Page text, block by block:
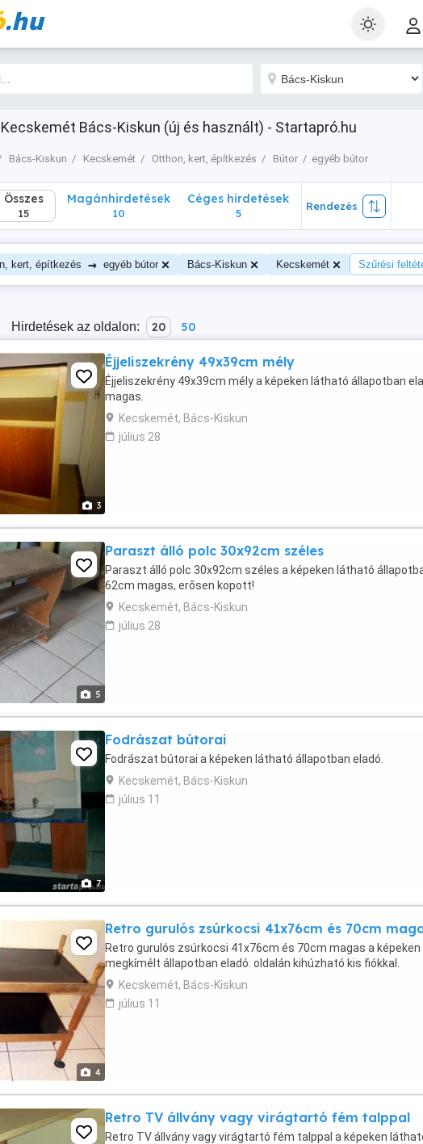
.hu
Bács-Kiskun (új és használt) - Startapró.hu
Bács-Kiskun Kecskemét Otthon, kert, építkezés Bútor egyéb bútor
15
Összes
15
Magánhirdetések
10
Céges hirdetések
5
Rendezés
kert, építkezés → egyéb bútor Bács-Kiskun Kecskemét Szűrési
Hirdetések az oldalon: 20 50
3
Éjjeliszekrény 49x39cm mély
Éjjeliszekrény 49x39cm mély a képeken látható állapotban
magas.
Kecskemét, Bács-Kiskun
július 28
5
Paraszt álló polc 30x92cm széles
Paraszt álló polc 30x92cm széles a képeken látható
62cm magas, erősen kopott!
Kecskemét, Bács-Kiskun
július 28
7
Fodrászat bútorai
Fodrászat bútorai a képeken látható állapotban eladó.
Kecskemét, Bács-Kiskun
július 11
4
Retro gurulós zsúrkocsi 41x76cm és 70cm
Retro gurulós zsúrkocsi 41x76cm és 70cm magas a
megkímélt állapotban eladó. oldalán kihúzható kis fiókkal.
Kecskemét, Bács-Kiskun
július 11
Retro TV állvány vagy virágtartó fém talppal
Retro TV állvány vagy virágtartó fém talppal a képeken